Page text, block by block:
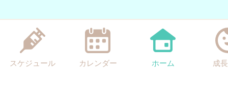
スケジュール カレンダー ホーム 成